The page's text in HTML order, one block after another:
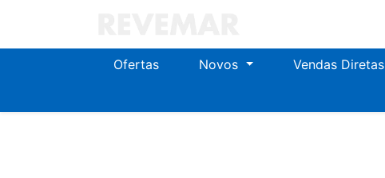
Ofertas Novos Vendas Diretas